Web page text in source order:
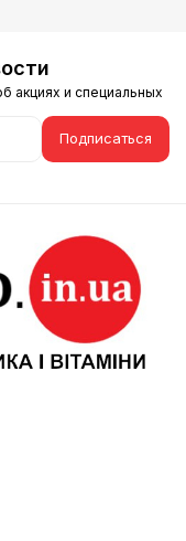
акциях и специальных
Подписаться